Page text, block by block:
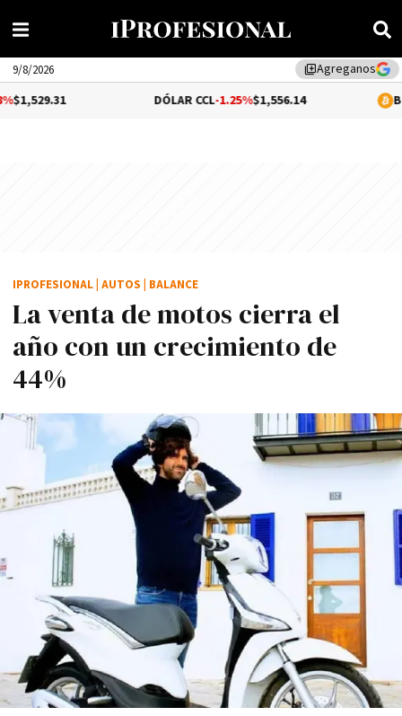
library_addAgreganos
9/8/2026
-1.25%$1,556.14
La venta de motos cierra el
año con un crecimiento de
44%
IPROFESIONAL AUTOS BALANCE